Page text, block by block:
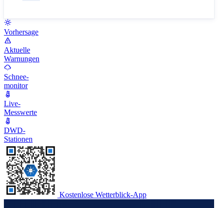
Vorhersage
Aktuelle
Warnungen
Schnee-
monitor
Live-
Messwerte
DWD-
Stationen
Kostenlose Wetterblick-App